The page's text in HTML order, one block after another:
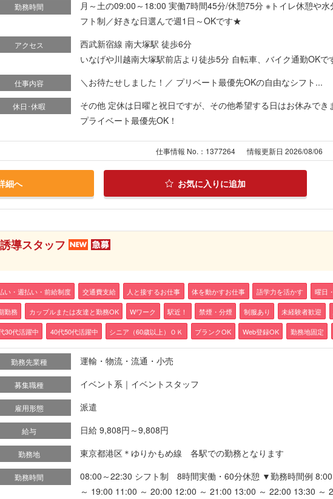
勤務時間
月～土の09:00～18:00 実働7時間45分/休憩75分 ※トイレ休憩や
フト制／好きな日選んで週1日～OKです★
アクセス
西武新宿線 南大塚駅 徒歩6分
いなげや川越南大塚駅前店より徒歩5分 自転車、バイク通勤OKで
仕事内容 ＼お待たせしました！／ プリベート最優先OKの自由なシフト...
休日･休暇
その他 定休は日曜と祝日ですが、その他希望する日はお休みでき
プライベート最優先OK！
仕事情報 No.：1377264 情報更新日 2026/08/06
細へ お気に入りに追加
導スタッフ
い・週払い・前給制度 交通費支給 人と接するお仕事 体を動かすお仕事 語学力を活かす 曜日
勤務 カップルまたは友達と勤務OK Wワーク 駅近！ 禁煙・分煙 制服あり 未経験者歓迎
30代活躍中 40代50代活躍中 シニア（60歳以上）ＯＫ ブランクOK Web登録OK 勤務地固定
勤務先業種 運輸・物流・流通・小売
募集職種 イベント系｜イベントスタッフ
雇用形態 派遣
給与 日給 9,808円～9,808円
勤務地 東京都港区＊ゆりかもめ線 各駅での勤務となります
勤務時間
08:00～22:30 シフト制 8時間実働・60分休憩 ▼勤務時間例
～ 19:00 11:00 ～ 20:00 12:00 ～ 21:00 13:00 ～ 22:00 13:30 ～